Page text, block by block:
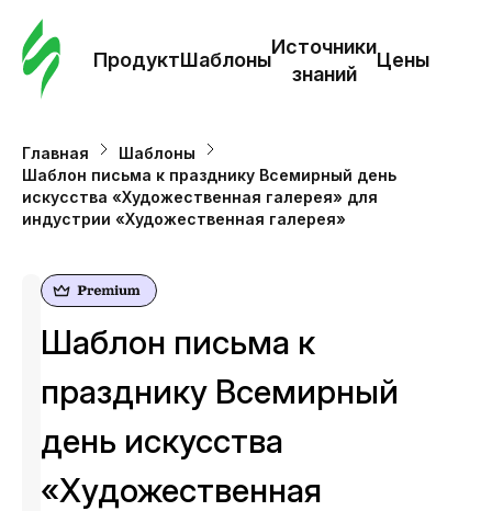
ПродуктШаблоны
Источники
знаний
Цены
Главная
Шаблоны
Шаблон письма к празднику Всемирный день
искусства «Художественная галерея» для
индустрии «Художественная галерея»
Шаблон письма к
празднику Всемирный
день искусства
«Художественная